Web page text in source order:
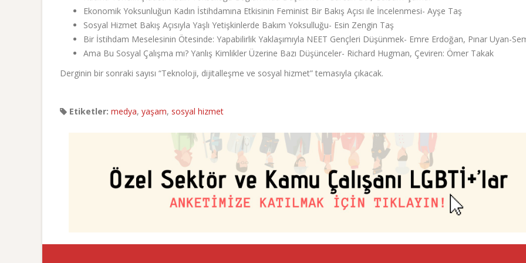
Ekonomik Yoksunluğun Kadın İstihdamına Etkisinin Feminist Bir Bakış Açısı ile İncelenmesi- Ayşe Taş
Sosyal Hizmet Bakış Açısıyla Yaşlı Yetişkinlerde Bakım Yoksulluğu- Esin Zengin Taş
Bir İstihdam Meselesinin Ötesinde: Yapabilirlik Yaklaşımıyla NEET Gençleri Düşünmek- Emre Erdoğan, Pınar Uyan-
Ama Bu Sosyal Çalışma mı? Yanlış Kimlikler Üzerine Bazı Düşünceler- Richard Hugman, Çeviren: Ömer Takak
Derginin bir sonraki sayısı “Teknoloji, dijitalleşme ve sosyal hizmet” temasıyla çıkacak.
Etiketler: medya, yaşam, sosyal hizmet